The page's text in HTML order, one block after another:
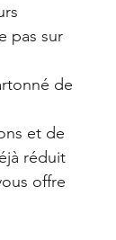
pas sur
de
et de
réduit
offre